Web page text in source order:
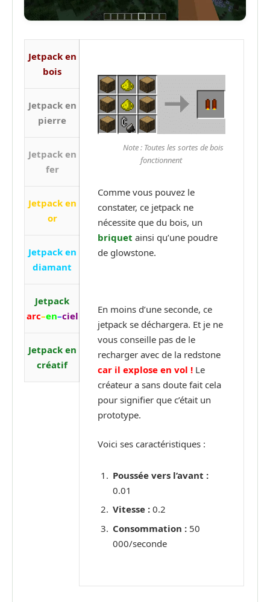
Jetpack en
bois
Jetpack en
pierre
Jetpack en
fer
Jetpack en
or
Jetpack en
diamant
Jetpack
arc–en–ciel
Jetpack en
créatif
Note : Toutes les sortes de bois
fonctionnent
Comme vous pouvez le
constater, ce jetpack ne
nécessite que du bois, un
briquet ainsi qu’une poudre
de glowstone.
En moins d’une seconde, ce
jetpack se déchargera. Et je ne
vous conseille pas de le
recharger avec de la redstone
car il explose en vol ! Le
créateur a sans doute fait cela
pour signifier que c’était un
prototype.
Voici ses caractéristiques :
Poussée vers l’avant :
0.01
Vitesse : 0.2
Consommation : 50
000/seconde